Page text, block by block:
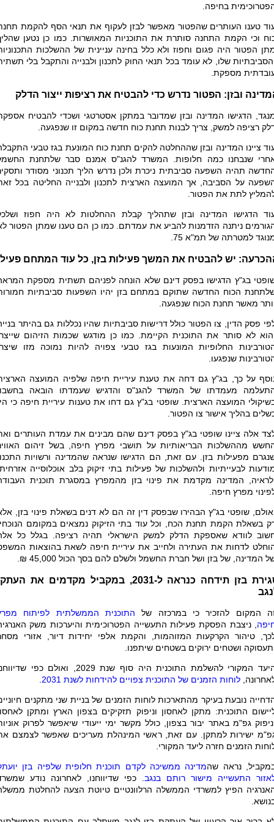
בחיפה.
טענו העותרים שהפטור מאפשר לבזן לעקוף את תנאי הסף להקמת
וכי הקמת התחנה סותרת את התוכניות המאושרות. כמו כן נטען
הפטור היה פגום וחפוז ולא כלל בחינה עניינית של ההשלכות
שלו, לא עומד בכל תנאי החוק לתכנון ולבנייה והתקבל בלי
מספקת.
ובזן: הפטור נדרש כדי להבטיח את רציפות ייצור הדלק
הדגישו המדינה ובזן שמדובר במתקן אסטרטגי ושכדי להבטיח
רציפה למשק, צריך לבנות תחנת כוח חדשה במקום זו שנפגעה.
ציינו המדינה ובזן שההחלטה להקים תחנת כוח המונעת בגז טבעי
שנבחנו כמה חלופות. המשרד להגנ"ס אמנם סבר שלתחנת
תהיה השפעה סביבתית ניכרת ולכן נדרש הליך תכנוני מסודר
על הסביבה, אך המועצה הארצית לתכנון ולבנייה החליטה בכל
לתת את הפטור.
הדגישו המדינה ובזן שתהליך קבלת ההחלטות לא היה חפוז
ניתנה הזדמנות להביע את עמדתם. כמו כן הם טענו שמתן הפטור
למטרתה של תמ"א 75.
יש להבטיח את המשך פעילות בזן, כל עוד המתחם פעיל
בג"ץ הדגישו בפסק דינם שלא הונחה לפניהם תשתית מספקת
הכוח החדשה שתוקם במתחם בזן יהיו השפעות סביבתיות
מאשר תחנת הכוח שנפגעה.
פסק הדין, צו הפטור כולל דרישות סביבתיות שהיו נכללות גם בהיתר
לא סותר את התוכנית הקיימת. כמו כן מודגש שכמות הזיהום
החלופיות המונעות בגז טבעי צפויה להיות נמוכה מזו
שנפגעו.
על כך, בג"ץ גם דחה את טענת עיריית חיפה שלפיה המועצה
מעמדתו של המשרד להגנ"ס והדגיש שעמדתו הובאה
המועצה הארצית. שופטי בג"ץ גם דחו את טענות עיריית חיפה כי
בהליך אישור צו הפטור.
אלה ציינו שופטי בג"ץ בפסק דינם שהם מבינים את עמדת העותרים
מההשלכות הבריאותיות על תושבי מפרץ חיפה, בשל זיהום
מפעילות בזן. עם זאת, הם הדגישו שנראה שהמדינה ורשויות
לבעייתיות ולהשלכות של פעילות בתי זיקוק בלב אוכלוסייה
המדינה מקדמת את פינוי בזן מהמפרץ במסגרת תוכנית
מפרץ חיפה.
שופטי בג"ץ הבהירו שבפסק דין זה הם לא דנים בשאלת פינוי בזן,
בשאלת הקמת תחנת הכח, וכל עוד בתי הזיקוק נמצאים במקומם
לוודא שאספקת הדלק למשק הישראלי תהיה רציפה. בגלל כל
לדחות את העתירה ולחייב את עיריית חיפה לשאת בהוצאות
המדינה, של בזן ושל חברת החשמל ולשלם להם בסך הכול 45,000 ₪.
סגירת בזן תידחה כנראה ל-2031, במקביל מקדמים את
המקום להזכיר כי במרכזה של התוכנית הממשלתית לפיתוח
, ניצבת הפסקת פעילות התעשייה הפטרוכימית והיערכות משק
טיהור הקרקעות המזוהמות, והקמת אלפי יחידות דיור, אזורי
ושטחים ירוקים בשטחים שיתפנו
היעד המקורי להשלמת התוכנית היה סוף שנת 2029, ואולם כפי
לוחות הזמנים של התוכנית צפויים להידחות לשנת 2031
נובעת בעיקר מהתארכות לוחות הזמנים של בניית שני מתקנים
התוכנית: מתקן לאחסון וניפוק תזקיקים בצפון הארץ ומתקן
גפ"מ באתר יבור בצפון, כולל מקשר ימי ייעודי שיאפשר לפרוק
ישירות למתקן
עם זאת, ראשי המינהלת מעריכים שאפשר לצמצם
הזמנים חזרה ליעד המקורי.
נראה שהמדינה ממשיכה לקדם תוכנית חלופית שלפיה בזן
התעשייה מישור רותם בנגב . כפי שדיווחנו, לאחרונה נודע
הפיץ למשרדי הממשלה הרלוונטיים טיוטת הצעה להחלטת